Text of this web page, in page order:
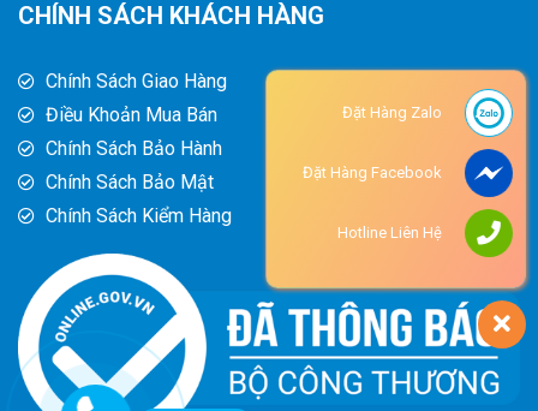
CHÍNH SÁCH KHÁCH HÀNG
Chính Sách Giao Hàng
Điều Khoản Mua Bán
Chính Sách Bảo Hành
Chính Sách Bảo Mật
Chính Sách Kiểm Hàng
Đặt Hàng Zalo
Đặt Hàng Facebook
Hotline Liên Hệ